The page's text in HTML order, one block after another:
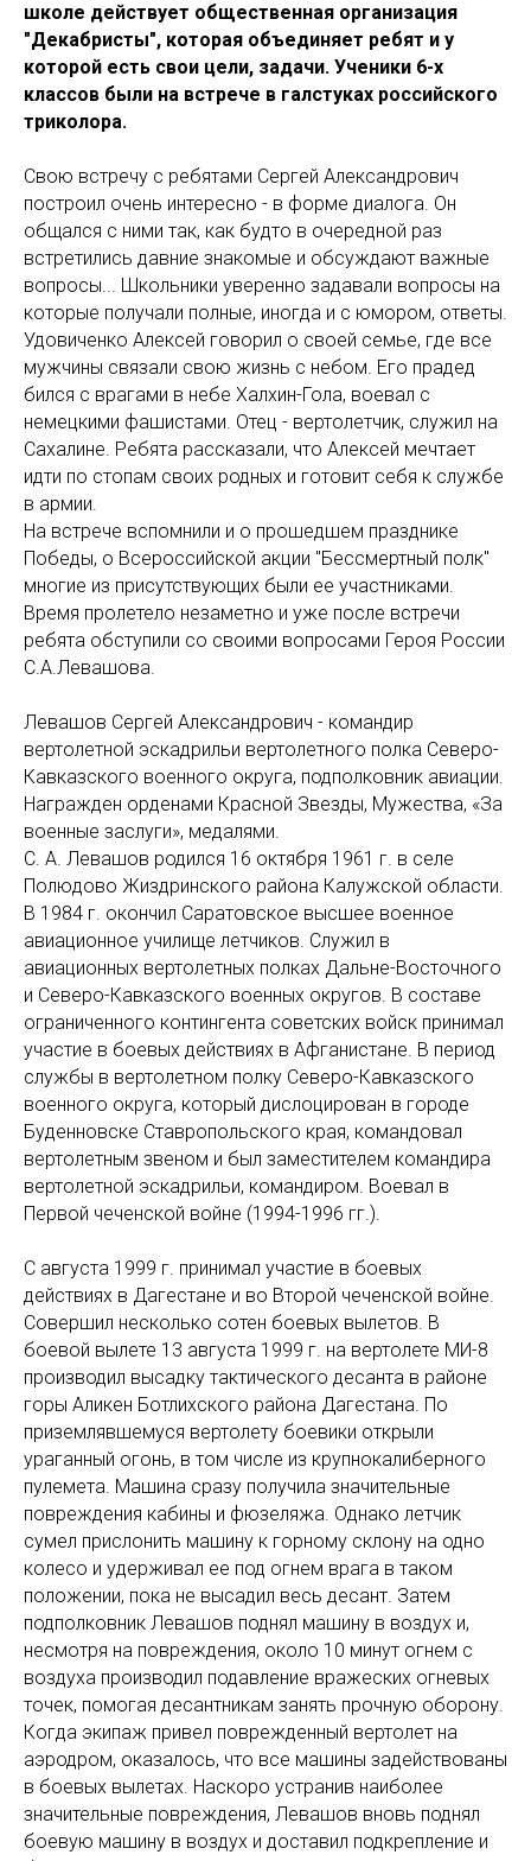
школе действует общественная организация
"Декабристы", которая объединяет ребят и у
которой есть свои цели, задачи. Ученики 6-х
классов были на встрече в галстуках российского
триколора.
Свою встречу с ребятами Сергей Александрович
построил очень интересно - в форме диалога. Он
общался с ними так, как будто в очередной раз
встретились давние знакомые и обсуждают важные
вопросы... Школьники уверенно задавали вопросы на
которые получали полные, иногда и с юмором, ответы.
Удовиченко Алексей говорил о своей семье, где все
мужчины связали свою жизнь с небом. Его прадед
бился с врагами в небе Халхин-Гола, воевал с
немецкими фашистами. Отец - вертолетчик, служил на
Сахалине. Ребята рассказали, что Алексей мечтает
идти по стопам своих родных и готовит себя к службе
в армии.
На встрече вспомнили и о прошедшем празднике
Победы, о Всероссийской акции "Бессмертный полк"
многие из присутствующих были ее участниками.
Время пролетело незаметно и уже после встречи
ребята обступили со своими вопросами Героя России
С.А.Левашова.
Левашов Сергей Александрович - командир
вертолетной эскадрильи вертолетного полка Северо-
Кавказского военного округа, подполковник авиации.
Награжден орденами Красной Звезды, Мужества, «За
военные заслуги», медалями.
С. А. Левашов родился 16 октября 1961 г. в селе
Полюдово Жиздринского района Калужской области.
В 1984 г. окончил Саратовское высшее военное
авиационное училище летчиков. Служил в
авиационных вертолетных полках Дальне-Восточного
и Северо-Кавказского военных округов. В составе
ограниченного контингента советских войск принимал
участие в боевых действиях в Афганистане. В период
службы в вертолетном полку Северо-Кавказского
военного округа, который дислоцирован в городе
Буденновске Ставропольского края, командовал
вертолетным звеном и был заместителем командира
вертолетной эскадрильи, командиром. Воевал в
Первой чеченской войне (1994-1996 гг.).
С августа 1999 г. принимал участие в боевых
действиях в Дагестане и во Второй чеченской войне.
Совершил несколько сотен боевых вылетов. В
боевой вылете 13 августа 1999 г. на вертолете МИ-8
производил высадку тактического десанта в районе
горы Аликен Ботлихского района Дагестана. По
приземлявшемуся вертолету боевики открыли
ураганный огонь, в том числе из крупнокалиберного
пулемета. Машина сразу получила значительные
повреждения кабины и фюзеляжа. Однако летчик
сумел прислонить машину к горному склону на одно
колесо и удерживал ее под огнем врага в таком
положении, пока не высадил весь десант. Затем
подполковник Левашов поднял машину в воздух и,
несмотря на повреждения, около 10 минут огнем с
воздуха производил подавление вражеских огневых
точек, помогая десантникам занять прочную оборону.
Когда экипаж привел поврежденный вертолет на
аэродром, оказалось, что все машины задействованы
в боевых вылетах. Наскоро устранив наиболее
значительные повреждения, Левашов вновь поднял
боевую машину в воздух и доставил подкрепление и